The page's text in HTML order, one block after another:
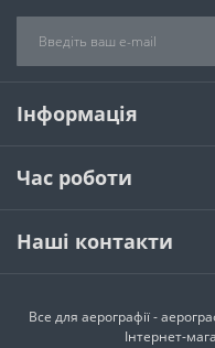
Інформація
Час роботи
Наші контакти
Все для аерографії -
Інтернет-